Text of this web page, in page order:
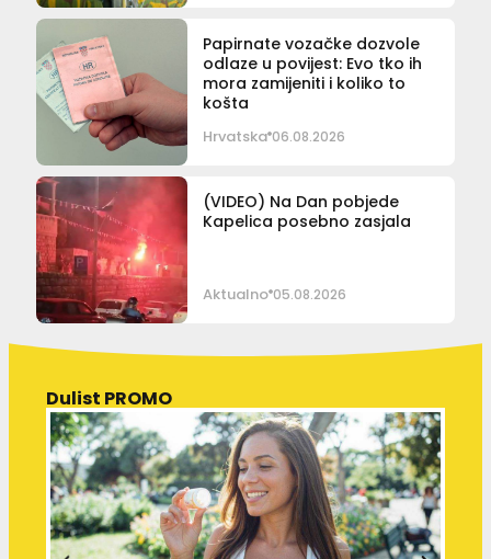
Papirnate vozačke dozvole
odlaze u povijest: Evo tko ih
mora zamijeniti i koliko to
košta
Hrvatska 06.08.2026
(VIDEO) Na Dan pobjede
Kapelica posebno zasjala
Aktualno 05.08.2026
Dulist PROMO